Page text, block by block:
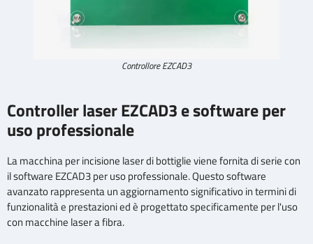
Controllore EZCAD3
Controller laser EZCAD3 e software per
uso professionale
La macchina per incisione laser di bottiglie viene fornita di serie con
il software EZCAD3 per uso professionale. Questo software
avanzato rappresenta un aggiornamento significativo in termini di
funzionalità e prestazioni ed è progettato specificamente per l'uso
con macchine laser a fibra.